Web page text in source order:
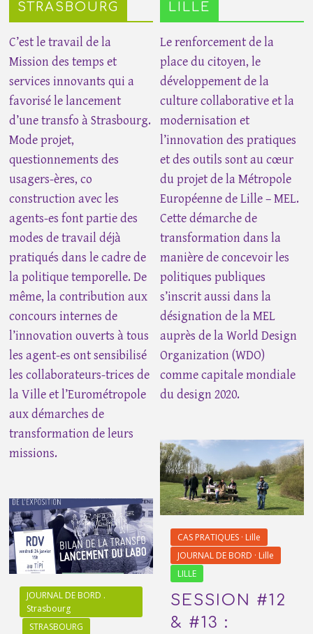
STRASBOURG
C’est le travail de la
Mission des temps et
services innovants qui a
favorisé le lancement
d’une transfo à Strasbourg.
Mode projet,
questionnements des
usagers-ères, co
construction avec les
agents-es font partie des
modes de travail déjà
pratiqués dans le cadre de
la politique temporelle. De
même, la contribution aux
concours internes de
l’innovation ouverts à tous
les agent-es ont sensibilisé
les collaborateurs-trices de
la Ville et l’Eurométropole
aux démarches de
transformation de leurs
missions.
JOURNAL DE BORD .
Strasbourg
STRASBOURG
LILLE
Le renforcement de la
place du citoyen, le
développement de la
culture collaborative et la
modernisation et
l’innovation des pratiques
et des outils sont au cœur
du projet de la Métropole
Européenne de Lille – MEL.
Cette démarche de
transformation dans la
manière de concevoir les
politiques publiques
s’inscrit aussi dans la
désignation de la MEL
auprès de la World Design
Organization (WDO)
comme capitale mondiale
du design 2020.
CAS PRATIQUES · Lille
JOURNAL DE BORD · Lille
LILLE
SESSION #12
& #13 :